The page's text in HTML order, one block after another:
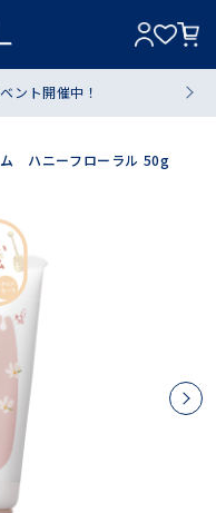
ント開催中！
ハニーフローラル 50g